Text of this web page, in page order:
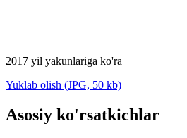
2017 yil yakunlariga ko'ra
Yuklab olish (JPG, 50 kb)
Asosiy ko'rsatkichlar